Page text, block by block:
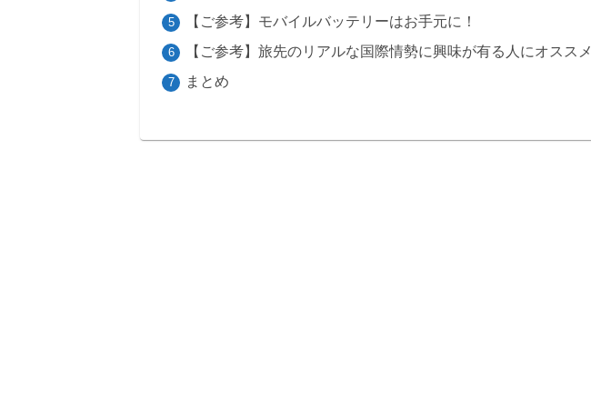
【ご参考】モバイルバッテリーはお手元に！
【ご参考】旅先のリアルな国際情勢に興味が有る人にオススメ
まとめ